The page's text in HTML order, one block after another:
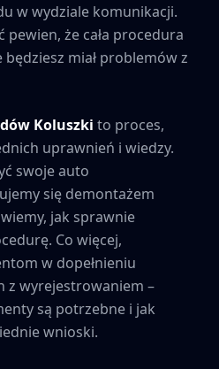
w wydziale komunikacji.
pewien, że cała procedura
będziesz miał problemów z
Koluszki to proces,
uprawnień i wiedzy.
swoje auto
się demontażem
jak sprawnie
Co więcej,
w dopełnieniu
z wyrejestrowaniem –
są potrzebne i jak
wnioski.